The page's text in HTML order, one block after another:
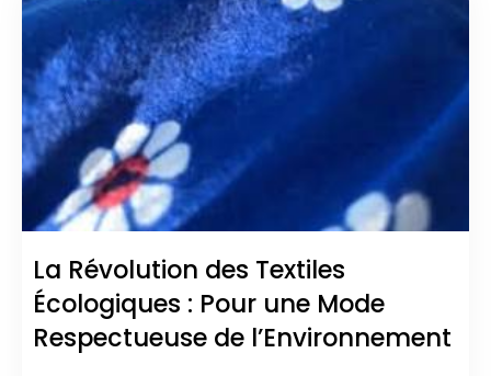
La Révolution des Textiles
Écologiques : Pour une Mode
Respectueuse de l’Environnement